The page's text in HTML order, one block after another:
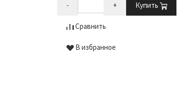
- + Купить
Сравнить
В избранное